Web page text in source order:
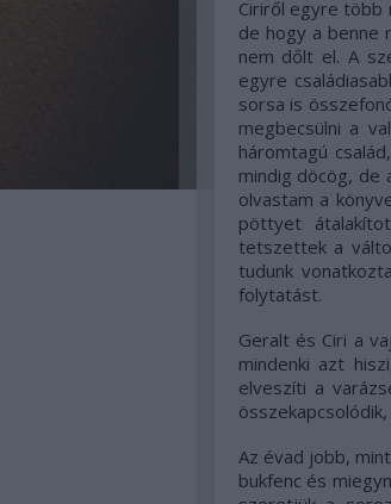
Ciriről egyre több
de hogy a benne
nem dőlt el. A
egyre
sorsa is
megbecsülni a
háromtagú
mindig döcög, de
olvastam a
pöttyet
tetszettek a
tudunk
folytatást.
Geralt és Ciri a
mindenki azt
elveszíti a
Az évad jobb,
bukfenc és